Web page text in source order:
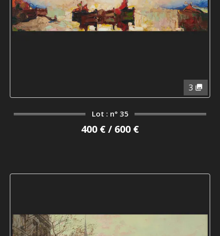
3
Lot : n° 35
400 € / 600 €